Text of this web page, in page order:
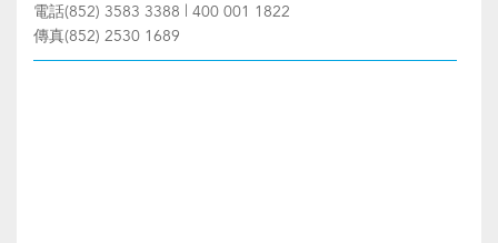
電話(852) 3583 3388 | 400 001 1822
傳真(852) 2530 1689